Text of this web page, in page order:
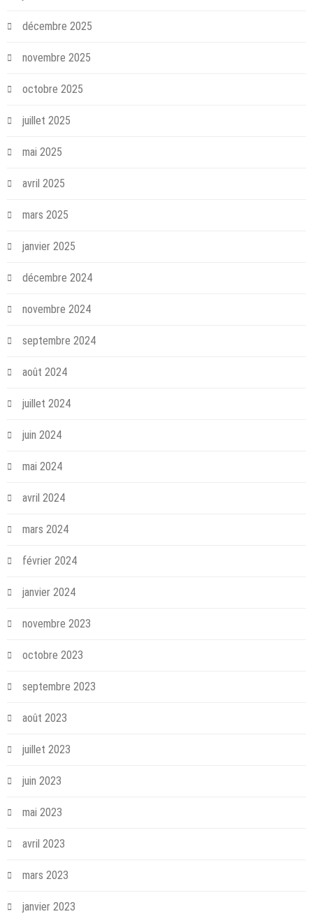
décembre 2025
novembre 2025
octobre 2025
juillet 2025
mai 2025
avril 2025
mars 2025
janvier 2025
décembre 2024
novembre 2024
septembre 2024
août 2024
juillet 2024
juin 2024
mai 2024
avril 2024
mars 2024
février 2024
janvier 2024
novembre 2023
octobre 2023
septembre 2023
août 2023
juillet 2023
juin 2023
mai 2023
avril 2023
mars 2023
janvier 2023